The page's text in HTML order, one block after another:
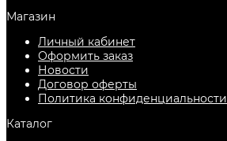
Магазин
Личный кабинет
Оформить заказ
Новости
Договор оферты
Политика конфиденциальности
Каталог